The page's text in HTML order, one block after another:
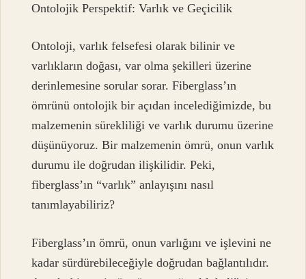
Ontolojik Perspektif: Varlık ve Geçicilik
Ontoloji, varlık felsefesi olarak bilinir ve
varlıkların doğası, var olma şekilleri üzerine
derinlemesine sorular sorar. Fiberglass’ın
ömrünü ontolojik bir açıdan incelediğimizde, bu
malzemenin sürekliliği ve varlık durumu üzerine
düşünüyoruz. Bir malzemenin ömrü, onun varlık
durumu ile doğrudan ilişkilidir. Peki,
fiberglass’ın “varlık” anlayışını nasıl
tanımlayabiliriz?
Fiberglass’ın ömrü, onun varlığını ve işlevini ne
kadar sürdürebileceğiyle doğrudan bağlantılıdır.